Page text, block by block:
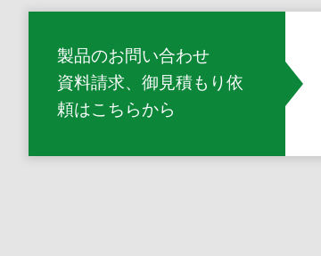
製品のお問い合わせ
資料請求、御見積もり依
頼はこちらから